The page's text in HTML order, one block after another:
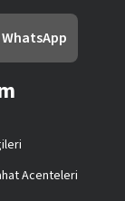
WhatsApp
Acenteleri